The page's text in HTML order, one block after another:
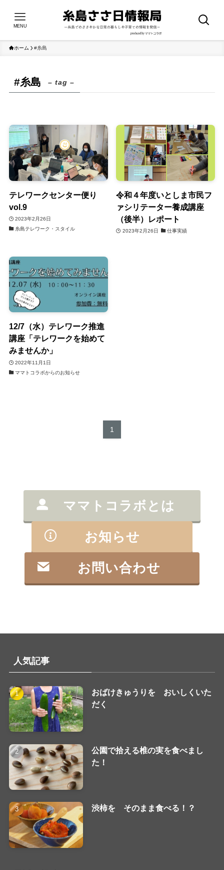
MENU
ホーム #糸島
#糸島 – tag –
テレワークセンター便り
vol.9
2023年2月26日
糸島テレワーク・スタイル
令和４年度いとしま市民フ
ァシリテーター養成講座
（後半）レポート
2023年2月26日 仕事実績
12/7（水）テレワーク推進
講座「テレワークを始めて
みませんか」
2022年11月1日
ママトコラボからのお知らせ
1
ママトコラボとは
お知らせ
お問い合わせ
人気記事
おばけきゅうりを おいしくいた
だく
公園で拾える椎の実を食べまし
た！
渋柿を そのまま食べる！？